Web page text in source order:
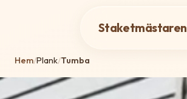
Staketmästaren
Hem/Plank/Tumba